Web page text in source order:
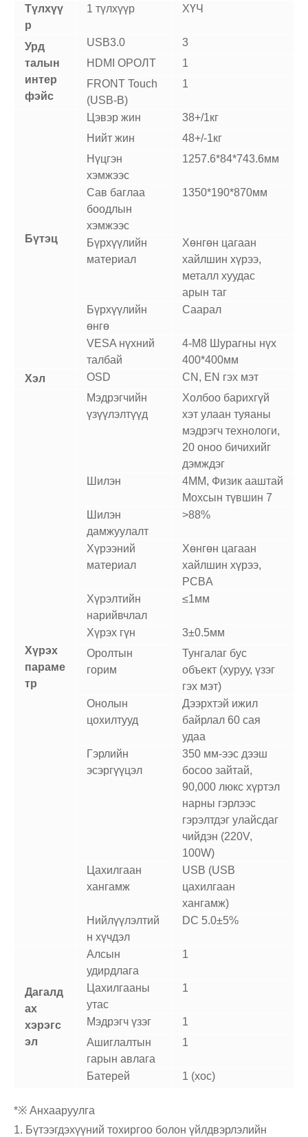
Түлхүү
р
1 түлхүүр ХҮЧ
Урд
талын
интер
фэйс
USB3.0
3
HDMI ОРОЛТ
1
FRONT Touch
(USB-B)
1
Бүтэц
Цэвэр жин
38+/1кг
Нийт жин
48+/-1кг
Нүцгэн
хэмжээс
1257.6*84*743.6мм
Сав баглаа
боодлын
хэмжээс
1350*190*870мм
Бүрхүүлийн
материал
Хөнгөн цагаан
хайлшин хүрээ,
металл хуудас
арын таг
Бүрхүүлийн
өнгө
Саарал
VESA нүхний
талбай
4-M8 Шурагны нүх
400*400мм
Хэл
OSD CN, EN гэх мэт
Хүрэх
параме
тр
Мэдрэгчийн
үзүүлэлтүүд
Холбоо барихгүй
хэт улаан туяаны
мэдрэгч технологи,
20 оноо бичихийг
дэмждэг
Шилэн
4MM, Физик ааштай
Мохсын түвшин 7
Шилэн
дамжуулалт
>88%
Хүрээний
материал
Хөнгөн цагаан
хайлшин хүрээ,
PCBA
Хүрэлтийн
нарийвчлал
≤1мм
Хүрэх гүн
3±0.5мм
Оролтын
горим
Тунгалаг бус
объект (хуруу, үзэг
гэх мэт)
Онолын
цохилтууд
Дээрхтэй ижил
байрлал 60 сая
удаа
Гэрлийн
эсэргүүцэл
350 мм-ээс дээш
босоо зайтай,
90,000 люкс хүртэл
нарны гэрлээс
гэрэлтдэг улайсдаг
чийдэн (220V,
100W)
Цахилгаан
хангамж
USB (USB
цахилгаан
хангамж)
Нийлүүлэлтий
н хүчдэл
DC 5.0±5%
Дагалд
ах
хэрэгс
эл
Алсын
удирдлага
1
Цахилгааны
утас
1
Мэдрэгч үзэг
1
Ашиглалтын
гарын авлага
1
Батерей 1 (хос)
*※ Анхааруулга
1. Бүтээгдэхүүний тохиргоо болон үйлдвэрлэлийн